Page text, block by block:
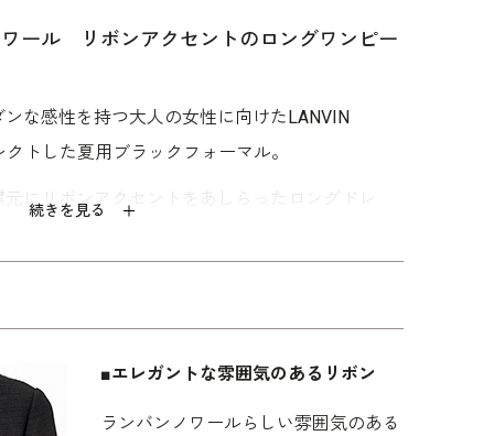
92,400 93,500
続きを見る
ール リボンアクセントのロングワンピー
な感性を持つ大人の女性に向けたLANVIN
クトした夏用ブラックフォーマル。
にリボンアクセントをあしらったロングドレ
たりとしたAラインのワンピースはエレガント
シルクのような光沢が特徴の、清涼感あるトリア
どよい透け感で涼し気です。裏地は吸湿性が高く
■エレガントな雰囲気のあるリボン
ランバンノワールらしい雰囲気のある